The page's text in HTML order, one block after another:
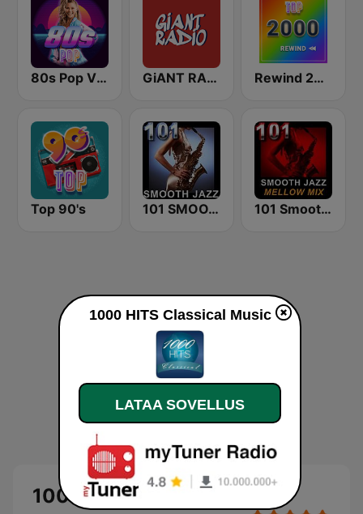
80s Pop Vibes GiANT RADiO Rewind 2000's
Top 90's 101 SMOOTH JAZZ 101 Smooth Jazz Mellow Mix
1000 HITS Classical Music
1000 HITS Classical Music
LATAA SOVELLUS